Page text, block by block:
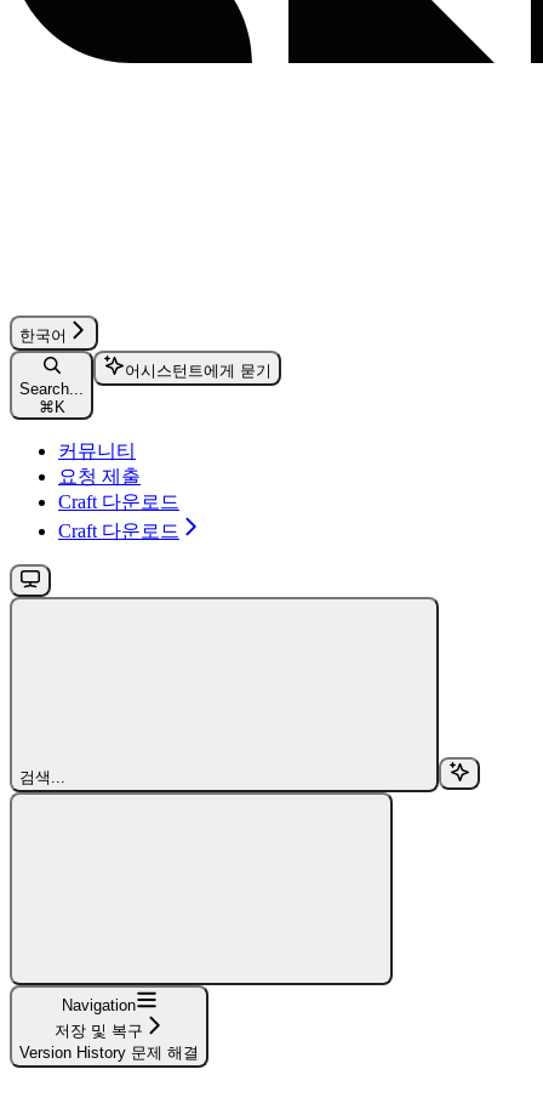
한국어
Search...
⌘K
어시스턴트에게 묻기
커뮤니티
요청 제출
Craft 다운로드
Craft 다운로드
검색...
Navigation
저장 및 복구
Version History 문제 해결